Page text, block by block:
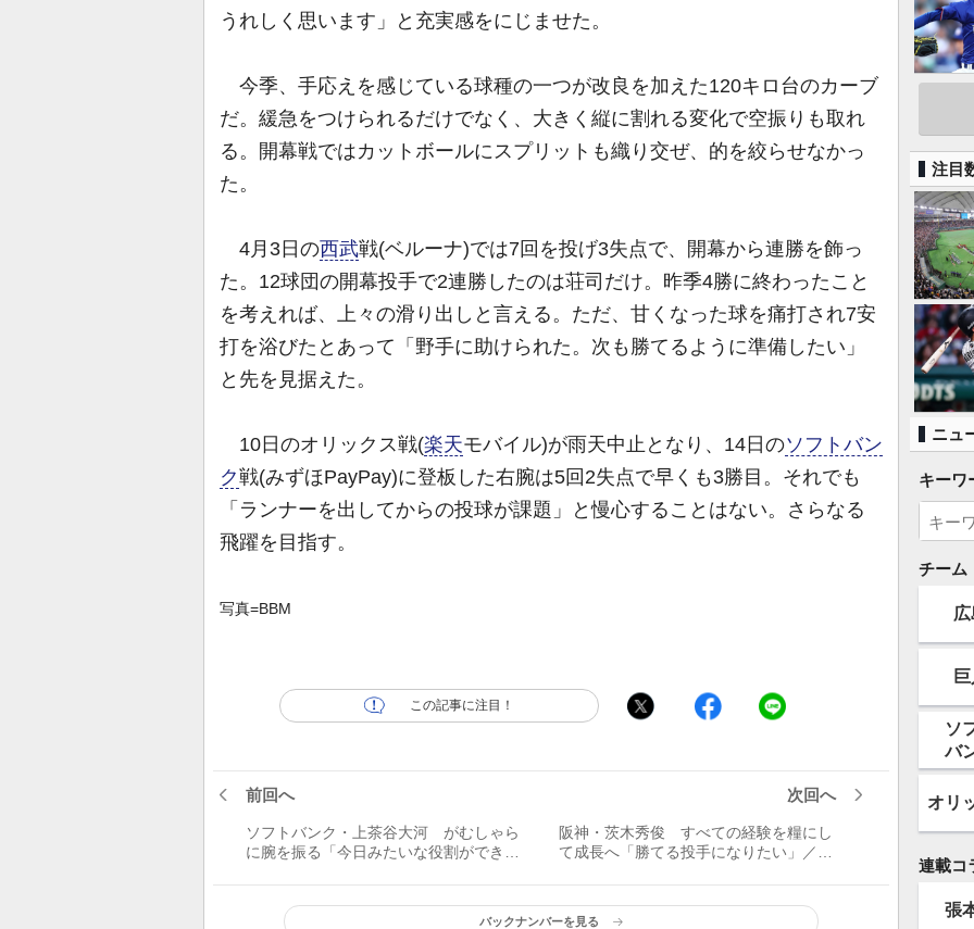
うれしく思います」と充実感をにじませた。
今季、手応えを感じている球種の一つが改良を加えた120キロ台のカーブ
だ。緩急をつけられるだけでなく、大きく縦に割れる変化で空振りも取れ
る。開幕戦ではカットボールにスプリットも織り交ぜ、的を絞らせなかっ
た。
4月3日の西武戦(ベルーナ)では7回を投げ3失点で、開幕から連勝を飾っ
た。12球団の開幕投手で2連勝したのは荘司だけ。昨季4勝に終わったこと
を考えれば、上々の滑り出しと言える。ただ、甘くなった球を痛打され7安
打を浴びたとあって「野手に助けられた。次も勝てるように準備したい」
と先を見据えた。
10日のオリックス戦(楽天モバイル)が雨天中止となり、14日のソフトバン
ク戦(みずほPayPay)に登板した右腕は5回2失点で早くも3勝目。それでも
「ランナーを出してからの投球が課題」と慢心することはない。さらなる
飛躍を目指す。
写真=BBM
この記事に注目！
前回へ
ソフトバンク・上茶谷大河 がむしゃら
に腕を振る「今日みたいな役割ができた
次回へ
阪神・茨木秀俊 すべての経験を糧にし
て成長へ「勝てる投手になりたい」／第
バックナンバーを見る
注目
ニュ
キーワ
チーム
広
ソ
バ
オリ
連載コ
張